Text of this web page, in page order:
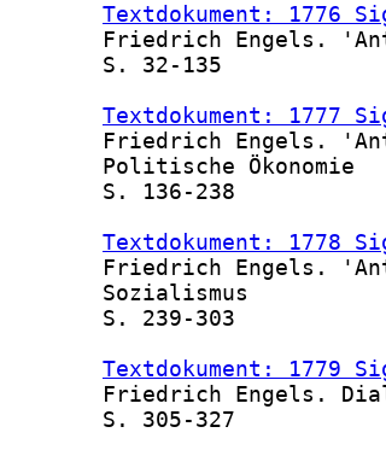
Textdokument: 1776
Friedrich Engels.
       S. 32-135
Textdokument: 1777
Friedrich Engels.
       Politische Ökonomie
       S. 136-238
Textdokument: 1778
Friedrich Engels.
       Sozialismus
       S. 239-303
Textdokument: 1779
Friedrich Engels.
       S. 305-327